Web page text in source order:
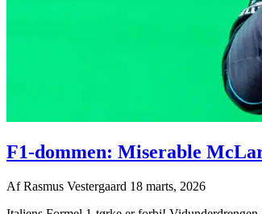
F1-dommen: Miserable
AfRasmus Vestergaard 18 marts, 2026